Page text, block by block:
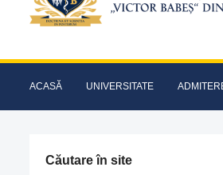
ACASĂ UNIVERSITATE
Căutare în site